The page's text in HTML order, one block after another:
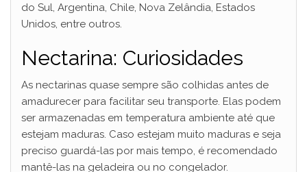
do Sul, Argentina, Chile, Nova Zelândia, Estados
Unidos, entre outros.
Nectarina: Curiosidades
As nectarinas quase sempre são colhidas antes de
amadurecer para facilitar seu transporte. Elas podem
ser armazenadas em temperatura ambiente até que
estejam maduras. Caso estejam muito maduras e seja
preciso guardá-las por mais tempo, é recomendado
mantê-las na geladeira ou no congelador.